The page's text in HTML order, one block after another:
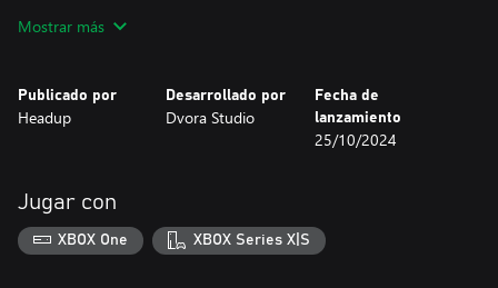
ocurrió entre The Coma 1 y The Coma 2? La respuesta la hallarás
Sumérgete en el distrito distorsionado de Sehwa a la vez que
conoces a un carismático elenco de personajes, resuelves
rompecabezas, descubres pistas y luchas contra una psicópata
Correr linterna en mano te convierte en un blanco fácil. ¡Debes
aprender a equilibrar la urgencia de desentrañar el misterio y la
necesidad de sobrevivir!
Mostrar más
Publicado por
Headup
Desarrollado por
Dvora Studio
Fecha de
lanzamiento
25/10/2024
Jugar con
XBOX One XBOX Series X|S